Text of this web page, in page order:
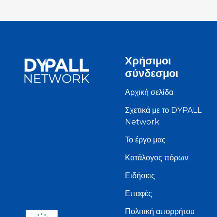
Χρήσιμοι
σύνδεσμοι
Αρχική σελίδα
Σχετικά με το DYPALL
Network
Το έργο μας
Κατάλογος πόρων
Ειδήσεις
Επαφές
Πολιτική απορρήτου